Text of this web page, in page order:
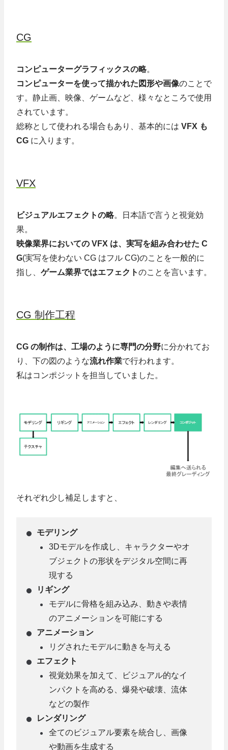
CG
コンピューターグラフィックスの略。
コンピューターを使って描かれた図形や画像のことで
す。静止画、映像、ゲームなど、様々なところで使用
されています。
総称として使われる場合もあり、基本的には VFX も
CG に入ります。
VFX
ビジュアルエフェクトの略。日本語で言うと視覚効
果。
映像業界においての VFX は、実写を組み合わせた C
G(実写を使わない CG はフル CG)のことを一般的に
指し、 ゲーム業界ではエフェクトのことを言います。
CG 制作工程
CG の制作は、工場のように専門の分野に分かれてお
り、下の図のような流れ作業で行われます。
私はコンポジットを担当していました。
それぞれ少し補足しますと、
モデリング
3Dモデルを作成し、キャラクターやオ
ブジェクトの形状をデジタル空間に再
現する
リギング
モデルに骨格を組み込み、動きや表情
のアニメーションを可能にする
アニメーション
リグされたモデルに動きを与える
エフェクト
視覚効果を加えて、ビジュアル的なイ
ンパクトを高める、爆発や破壊、流体
などの製作
レンダリング
全てのビジュアル要素を統合し、画像
や動画を生成する